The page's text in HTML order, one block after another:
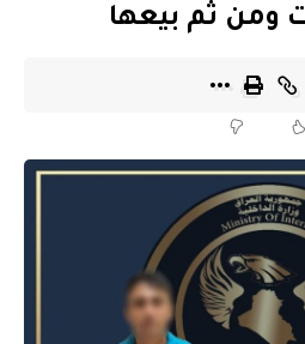
ومن ثم بيعها